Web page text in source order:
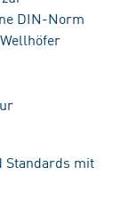
DIN-Norm
Standards mit